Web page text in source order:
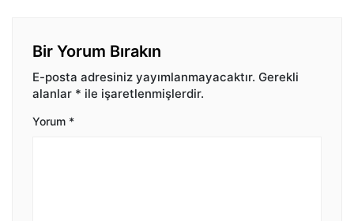
Bir Yorum Bırakın
E-posta adresiniz yayımlanmayacaktır. Gerekli
alanlar * ile işaretlenmişlerdir.
Yorum *